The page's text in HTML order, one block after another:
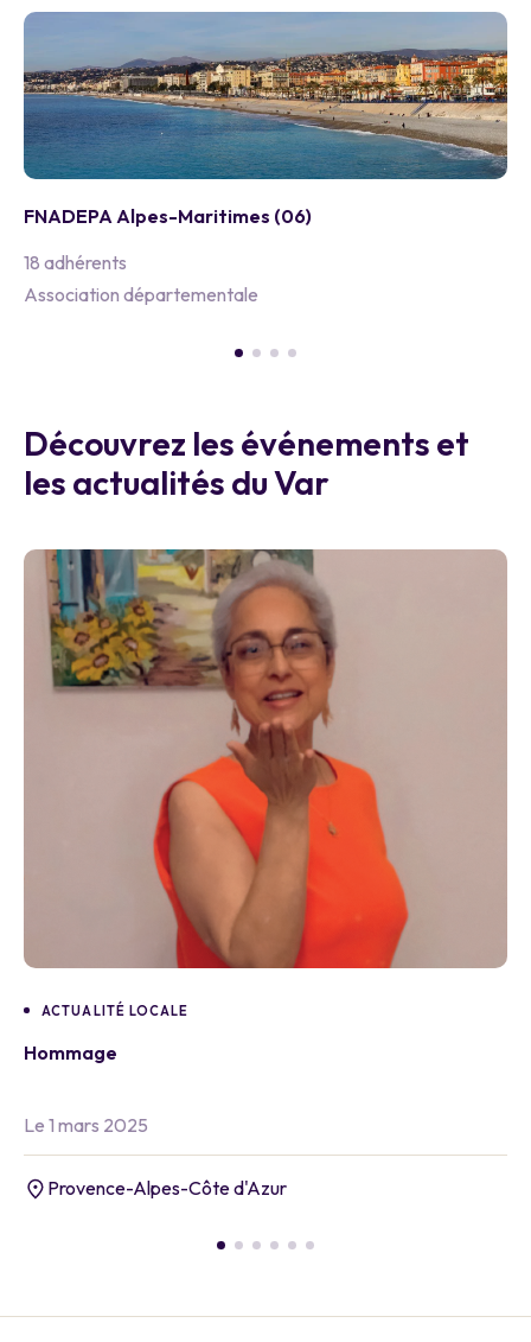
FNADEPA Alpes-Maritimes (06)
18 adhérents
Association départementale
Découvrez les événements et
les actualités du Var
ACTUALITÉ LOCALE
Hommage
Le 1 mars 2025
Provence-Alpes-Côte d'Azur